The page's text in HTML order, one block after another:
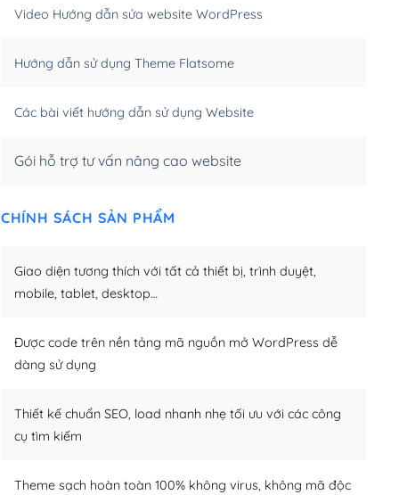
(+950,000₫)
Video Hướng dẫn sửa website WordPress
Hướng dẫn sử dụng Theme Flatsome
Các bài viết hướng dẫn sử dụng Website
Gói hỗ trợ tư vấn nâng cao website
CHÍNH SÁCH SẢN PHẨM
Giao diện tương thích với tất cả thiết bị, trình duyệt,
mobile, tablet, desktop…
Được code trên nền tảng mã nguồn mở WordPress dễ
dàng sử dụng
Thiết kế chuẩn SEO, load nhanh nhẹ tối ưu với các công
cụ tìm kiếm
Theme sạch hoàn toàn 100% không virus, không mã độc